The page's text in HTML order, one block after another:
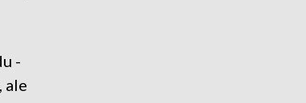
-
ale